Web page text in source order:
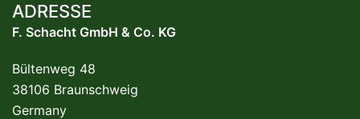
ADRESSE
F. Schacht GmbH & Co. KG
Bültenweg 48
38106 Braunschweig
Germany